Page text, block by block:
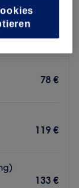
78 €
119 €
133 €